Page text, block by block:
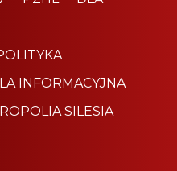
INFORMACYJNA
SILESIA